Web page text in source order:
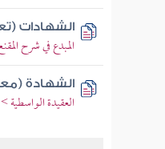
الشهادات
المبدع في شرح
الشهادة
العقيدة